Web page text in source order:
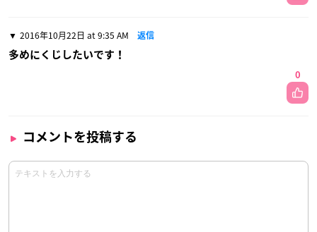
2016年10月22日 at 9:35 AM 返信
多めにくじしたいです！
0
コメントを投稿する